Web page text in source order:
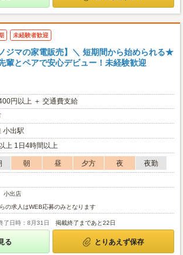
未経験者歓迎
ノジマの家電販売】＼ 短期間から始められる★
輩とペアで安心デビュー！未経験歓迎
円以上 ＋ 交通費支給
小出駅
上 1日4時間以上
朝 昼 夕方 夜
夜勤
小出店
の求人はWEB応募のみとなります
了日時：8月31日 掲載終了まであと22日
る とりあえず保存